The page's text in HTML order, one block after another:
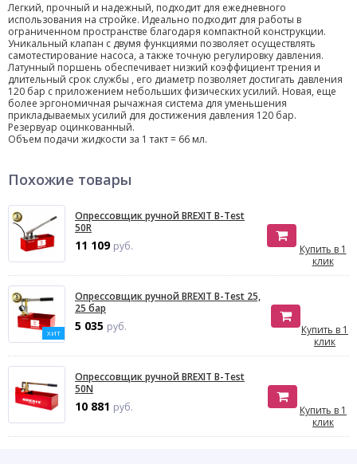
Легкий, прочный и надежный, подходит для ежедневного
использования на стройке. Идеально подходит для работы в
ограниченном пространстве благодаря компактной конструкции.
Уникальный клапан с двумя функциями позволяет осуществлять
самотестирование насоса, а также точную регулировку давления.
Латунный поршень обеспечивает низкий коэффициент трения и
длительный срок службы , его диаметр позволяет достигать давления
120 бар с приложением небольших физических усилий. Новая, еще
более эргономичная рычажная система для уменьшения
прикладываемых усилий для достижения давления 120 бар.
Резервуар оцинкованный.
Объем подачи жидкости за 1 такт = 66 мл.
Похожие товары
Опресcовщик ручной BREXIT B-Test
50R
11 109 руб.
Купить в 1
клик
ХИТ
Опрессовщик ручной BREXIT B-Test 25,
25 бар
5 035 руб.
Купить в 1
клик
Опрессовщик ручной BREXIT B-Test
50N
10 881 руб.
Купить в 1
клик